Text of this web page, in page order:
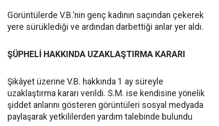
Görüntülerde V.B.’nin genç kadının saçından çekerek
yere sürüklediği ve ardından darbettiği anlar yer aldı.
ŞÜPHELİ HAKKINDA UZAKLAŞTIRMA KARARI
Şikâyet üzerine V.B. hakkında 1 ay süreyle
uzaklaştırma kararı verildi. S.M. ise kendisine yönelik
şiddet anlarını gösteren görüntüleri sosyal medyada
paylaşarak yetkililerden yardım talebinde bulundu